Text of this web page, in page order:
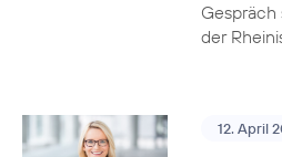
Gespräch
der
12. April